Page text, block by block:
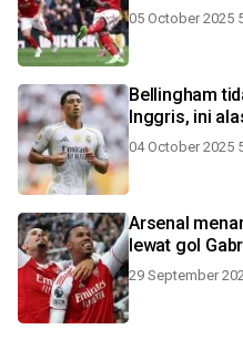
05 October 2025
Bellingham
Inggris, ini
04 October 2025
Arsenal
lewat gol
29 September